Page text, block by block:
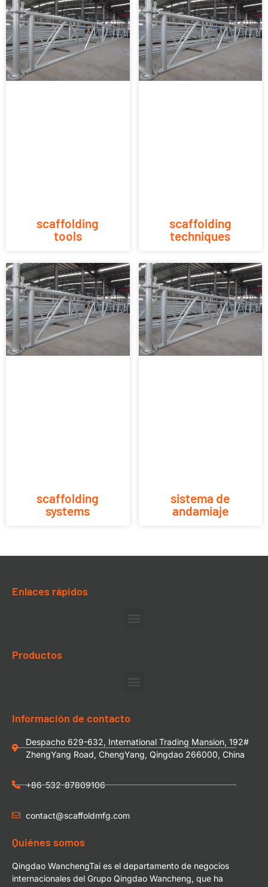
scaffolding
tools
scaffolding
techniques
scaffolding
systems
sistema de
andamiaje
Enlaces rápidos
Productos
Información de contacto
Despacho 629-632, International Trading Mansion, 192#
ZhengYang Road, ChengYang, Qingdao 266000, China
+86-532-87809106
contact@scaffoldmfg.com
Quiénes somos
Qingdao WanchengTai es el departamento de negocios
internacionales del Grupo Qingdao Wancheng, que ha